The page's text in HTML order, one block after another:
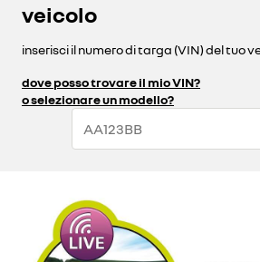
veicolo
inserisci il numero di targa (VIN) del tuo
dove posso trovare il mio VIN?
o selezionare un modello?